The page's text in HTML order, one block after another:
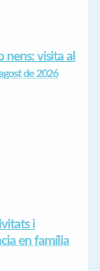
nens: visita al
de 2026
i
en família